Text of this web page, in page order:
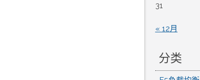
31
« 12月
分类